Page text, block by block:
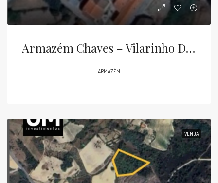
Armazém Chaves – Vilarinho Da Raia
ARMAZÉM
VENDA